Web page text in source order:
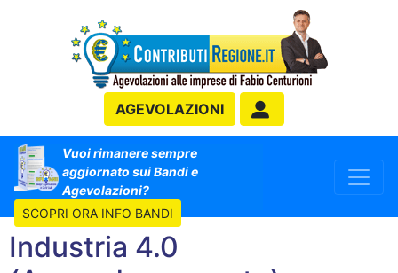
AGEVOLAZIONI
Vuoi rimanere sempre
aggiornato sui Bandi e
Agevolazioni?
SCOPRI ORA INFO BANDI
Industria 4.0